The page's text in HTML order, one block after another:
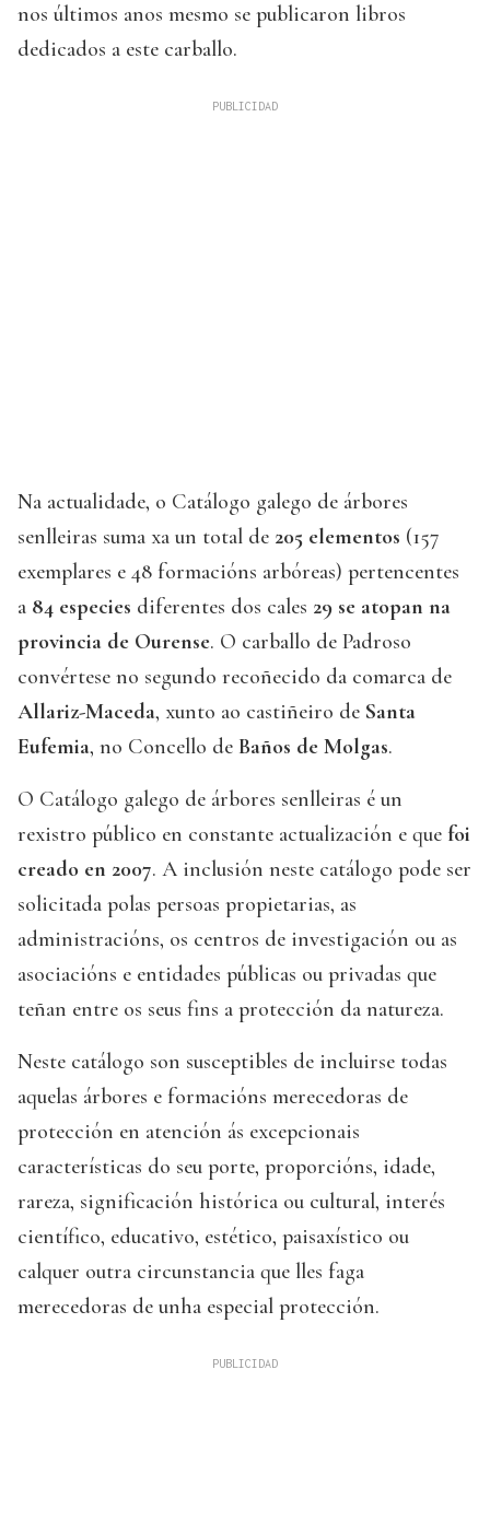
nos últimos anos mesmo se publicaron libros
dedicados a este carballo.
Na actualidade, o Catálogo galego de árbores
senlleiras suma xa un total de 205 elementos (157
exemplares e 48 formacións arbóreas) pertencentes
a 84 especies diferentes dos cales 29 se atopan na
provincia de Ourense. O carballo de Padroso
convértese no segundo recoñecido da comarca de
Allariz-Maceda, xunto ao castiñeiro de Santa
Eufemia, no Concello de Baños de Molgas.
O Catálogo galego de árbores senlleiras é un
rexistro público en constante actualización e que foi
creado en 2007. A inclusión neste catálogo pode ser
solicitada polas persoas propietarias, as
administracións, os centros de investigación ou as
asociacións e entidades públicas ou privadas que
teñan entre os seus fins a protección da natureza.
Neste catálogo son susceptibles de incluirse todas
aquelas árbores e formacións merecedoras de
protección en atención ás excepcionais
características do seu porte, proporcións, idade,
rareza, significación histórica ou cultural, interés
científico, educativo, estético, paisaxístico ou
calquer outra circunstancia que lles faga
merecedoras de unha especial protección.